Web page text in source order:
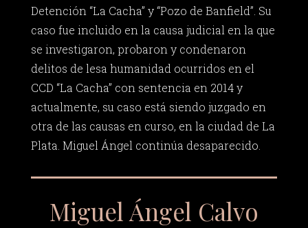
Detención “La Cacha” y “Pozo de Banfield”. Su
caso fue incluido en la causa judicial en la que
se investigaron, probaron y condenaron
delitos de lesa humanidad ocurridos en el
CCD “La Cacha” con sentencia en 2014 y
actualmente, su caso está siendo juzgado en
otra de las causas en curso, en la ciudad de La
Plata. Miguel Ángel continúa desaparecido.
Miguel Ángel Calvo